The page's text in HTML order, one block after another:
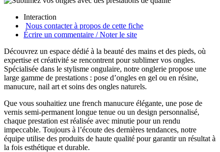
Interaction
Nous contacter à propos de cette fiche
Écrire un commentaire / Noter le site
Découvrez un espace dédié à la beauté des mains et des pieds, où
expertise et créativité se rencontrent pour sublimer vos ongles.
Spécialisée dans le stylisme ongulaire, notre onglerie propose une
large gamme de prestations : pose d’ongles en gel ou en résine,
manucure, nail art et soins des ongles naturels.
Que vous souhaitiez une french manucure élégante, une pose de
vernis semi-permanent longue tenue ou un design personnalisé,
chaque prestation est réalisée avec minutie pour un rendu
impeccable. Toujours à l’écoute des dernières tendances, notre
équipe utilise des produits de haute qualité pour garantir un résultat à
la fois esthétique et durable.